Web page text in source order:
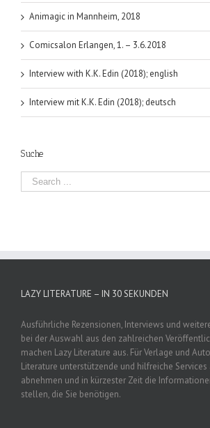
Animagic in Mannheim, 2018
Comicsalon Erlangen, 1. – 3.6.2018
Interview with K.K. Edin (2018); english
Interview mit K.K. Edin (2018); deutsch
Suche
LAZY LITERATURE – IN 30 SEKUNDEN
Ausführliche Rezensionen, Interviews und
bei der Auswahl aus den zahlreichen
machen Lazy Literature aus. Für Verlage und
Literature unterstützende und hilfreiche Services
abnehmen und in kürzester Zeit die
stellen, die Sie benötigen.